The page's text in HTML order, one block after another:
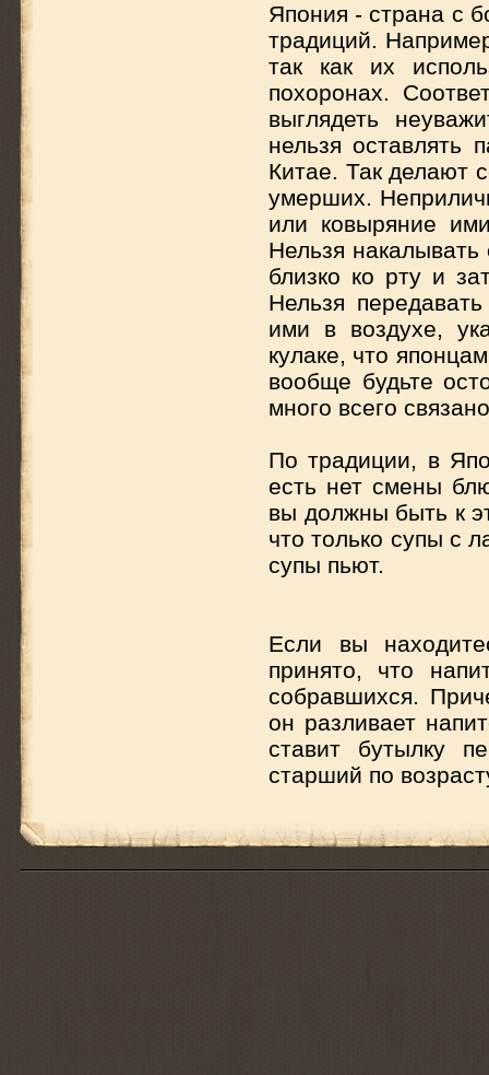
Япония - страна с
традиций.
так как их
похоронах.
выглядеть
нельзя оставлять
Китае. Так делают
умерших.
или ковыряние
Нельзя
близко ко рту и
Нельзя
ими в воздухе,
кулаке, что
вообще будьте
много всего
По традиции, в
есть нет смены
вы должны быть к
что только супы с
супы пьют.
Если вы
принято, что
собравшихся.
он разливает
ставит бутылку
старший по